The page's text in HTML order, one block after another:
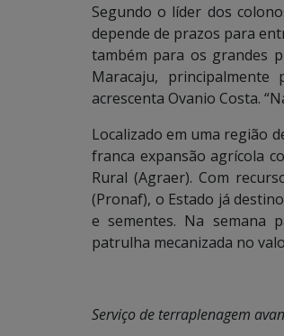
Segundo o líder dos
depende de prazos para
também para os grandes
Maracaju,
acrescenta Ovanio Costa.
Localizado em uma região
franca expansão agrícola
Rural (Agraer). Com
(Pronaf), o Estado já
e sementes. Na semana
patrulha mecanizada no
Serviço de terraplenagem